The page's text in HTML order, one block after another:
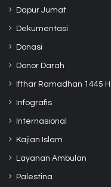
Dapur Jumat
Dekumentasi
Donasi
Donor Darah
Ifthar Ramadhan 1445 H
Infografis
Internasional
Kajian Islam
Layanan Ambulan
Palestina